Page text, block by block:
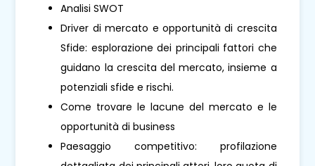
Analisi SWOT
Driver di mercato e opportunità di crescita
Sfide: esplorazione dei principali fattori che
guidano la crescita del mercato, insieme a
potenziali sfide e rischi.
Come trovare le lacune del mercato e le
opportunità di business
Paesaggio competitivo: profilazione